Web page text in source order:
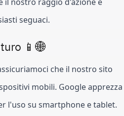
seguaci.
📱🌐
che il nostro sito
mobili. Google apprezza
l'uso su smartphone e tablet.